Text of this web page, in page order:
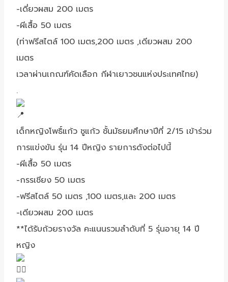
-เดี่ยวผสม 200 เมตร
-ผีเสื้อ 50 เมตร
(ท่าฟรีสไตล์ 100 เมตร,200 เมตร ,เดียวผสม 200
เมตร
เวลาผ่านเกณฑ์คัดเลือก กีฬาเยาวชนแห่งประเทศไทย)
.
เด็กหญิงโพธิ์แก้ว ชูแก้ว ชั้นมัธยมศึกษาปีที่ 2/15 เข้าร่วม
การแข่งขัน รุ่น 14 ปีหญิง รายการดังต่อไปนี้
-ผีเสื้อ 50 เมตร
-กรรเชียง 50 เมตร
-ฟรีสไตล์ 50 เมตร ,100 เมตร,และ 200 เมตร
-เดียวผสม 200 เมตร
**ได้รับถ้วยรางวัล คะแนนรวมลำดับที่ 5 รุ่นอายุ 14 ปี
หญิง